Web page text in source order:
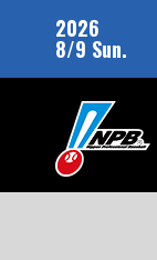
2026
8/9 Sun.